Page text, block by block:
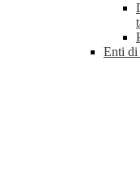
Enti di